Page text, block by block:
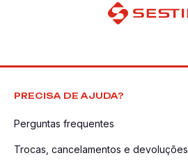
PRECISA DE AJUDA?
Perguntas frequentes
Trocas, cancelamentos e devoluções